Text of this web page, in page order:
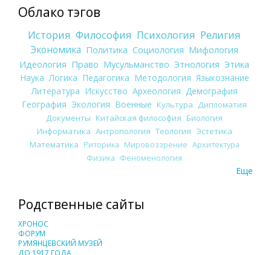
Облако тэгов
История Философия Психология Религия
Экономика Политика Социология Мифология
Идеология Право Мусульманство Этнология Этика
Наука Логика Педагогика Методология Языкознание
Литература Искусство Археология Демография
География Экология Военные Культура
Дипломатия
Документы Китайская философия Биология
Информатика Антропология Теология Эстетика
Математика Риторика Мировоззрение Архитектура
Физика Феноменология
Еще
Родственные сайты
ХРОНОС
ФОРУМ
РУМЯНЦЕВСКИЙ МУЗЕЙ
ДО 1917 ГОДА